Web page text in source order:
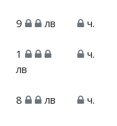
9 лв ч.
1
лв
ч.
8 лв ч.